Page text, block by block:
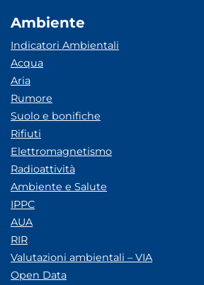
Ambiente
Indicatori Ambientali
Acqua
Aria
Rumore
Suolo e bonifiche
Rifiuti
Elettromagnetismo
Radioattività
Ambiente e Salute
IPPC
AUA
RIR
Valutazioni ambientali – VIA
Open Data